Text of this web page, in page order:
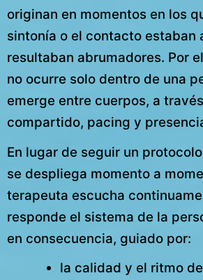
originan en momentos en los
sintonía o el contacto estaban
resultaban abrumadores. Por
no ocurre solo dentro de una
emerge entre cuerpos, a
compartido, pacing y
En lugar de seguir un
se despliega momento a
terapeuta escucha
responde el sistema de la
en consecuencia, guiado por:
la calidad y el ritmo